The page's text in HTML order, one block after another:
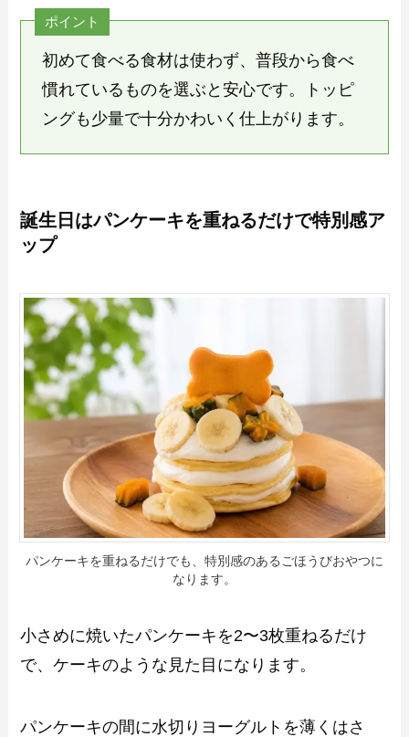
ポイント
初めて食べる食材は使わず、普段から食べ
慣れているものを選ぶと安心です。トッピ
ングも少量で十分かわいく仕上がります。
誕生日はパンケーキを重ねるだけで特別感ア
ップ
パンケーキを重ねるだけでも、特別感のあるごほうびおやつに
なります。
小さめに焼いたパンケーキを2〜3枚重ねるだけ
で、ケーキのような見た目になります。
パンケーキの間に水切りヨーグルトを薄くはさ